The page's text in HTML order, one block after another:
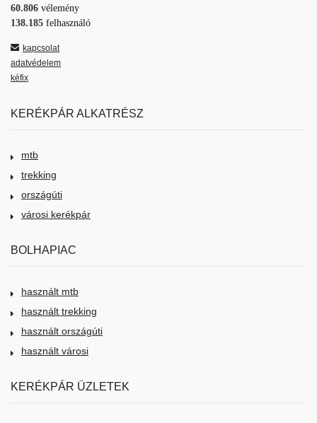
60.806 vélemény
138.185 felhasználó
kapcsolat
adatvédelem
kéfix
KERÉKPÁR ALKATRÉSZ
mtb
trekking
országúti
városi kerékpár
BOLHAPIAC
használt mtb
használt trekking
használt országúti
használt városi
KERÉKPÁR ÜZLETEK